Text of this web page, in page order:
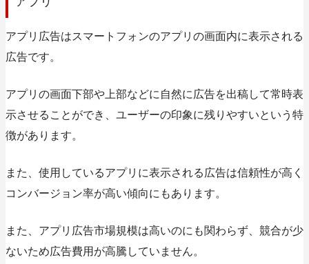
アプリ広告はスマートフォンのアプリの画面内に表示される
広告です。
アプリの画面下部や上部などに自然に広告を出稿して常時表
示させることができ、ユーザーの印象に残りやすいという特
徴があります。
また、使用しているアプリに表示される広告は信頼性が高く
コンバージョン率が高い傾向にもあります。
また、アプリ広告市場規模は高いのにも関わらず、競合が少
ないため広告費用が高騰していません。